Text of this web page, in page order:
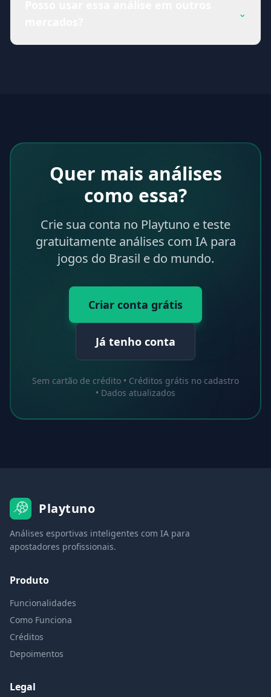
⌄
Quer mais análises
como essa?
Crie sua conta no Playtuno e teste
gratuitamente análises com IA para
jogos do Brasil e do mundo.
Criar conta grátis
Já tenho conta
Sem cartão de crédito • Créditos grátis no cadastro
• Dados atualizados
Playtuno
Análises esportivas inteligentes com IA para
apostadores profissionais.
Produto
Funcionalidades
Como Funciona
Créditos
Depoimentos
Legal